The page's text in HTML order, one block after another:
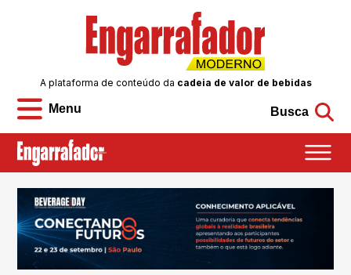
Menu
A plataforma de conteúdo da cadeia de valor de bebidas
Busca